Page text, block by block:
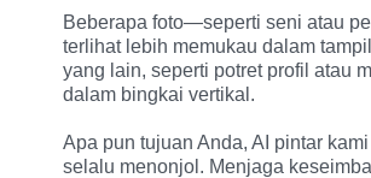
Beberapa foto—seperti seni atau
terlihat lebih memukau dalam
yang lain, seperti potret profil atau
dalam bingkai vertikal.
Apa pun tujuan Anda, AI pintar
selalu menonjol. Menjaga